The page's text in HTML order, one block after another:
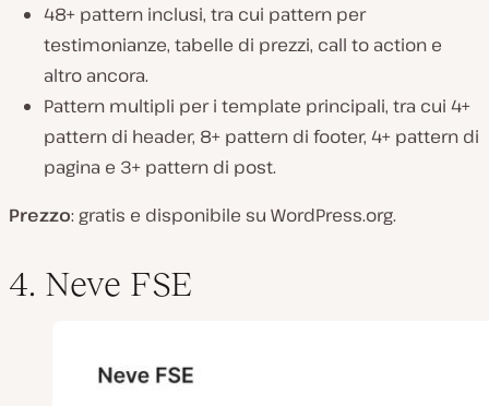
48+ pattern inclusi, tra cui pattern per
testimonianze, tabelle di prezzi, call to action e
altro ancora.
Pattern multipli per i template principali, tra cui 4+
pattern di header, 8+ pattern di footer, 4+ pattern di
pagina e 3+ pattern di post.
Prezzo: gratis e disponibile su WordPress.org.
4. Neve FSE